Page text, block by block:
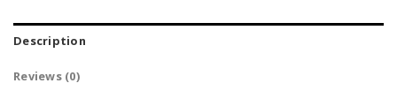
Description
Reviews (0)